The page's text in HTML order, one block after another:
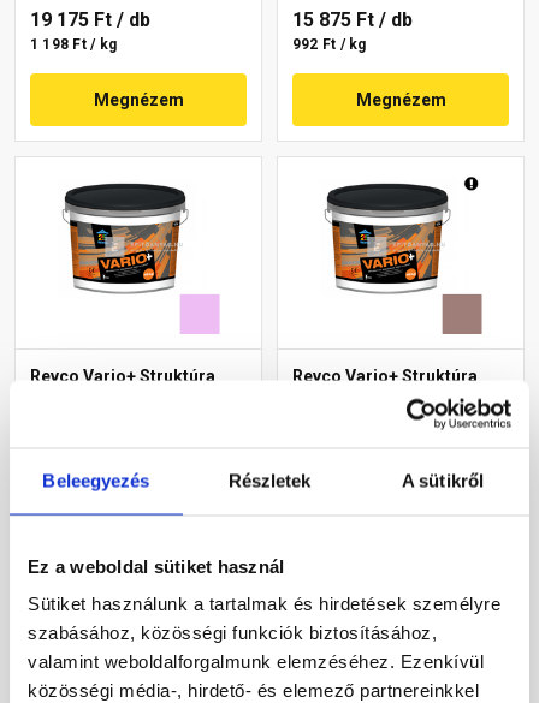
Beleegyezés Részletek A sütikről
Ez a weboldal sütiket használ
Sütiket használunk a tartalmak és hirdetések személyre
szabásához, közösségi funkciók biztosításához,
valamint weboldalforgalmunk elemzéséhez. Ezenkívül
közösségi média-, hirdető- és elemező partnereinkkel
19 175 Ft / db
1 198 Ft / kg
Megnézem
15 875 Ft / db
992 Ft / kg
Megnézem
Revco Vario+ Struktúra
Rendelésre
1 198 Ft / kg
Megnézem
Revco Vario+ Struktúra
gördülőszemcsés
vékonyvakolat 2 mm
Rendelésre
Megnézem